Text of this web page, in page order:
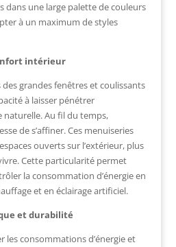
dans une large palette de couleurs
à un maximum de styles
intérieur
grandes fenêtres et coulissants
à laisser pénétrer
Au fil du temps,
de s’affiner. Ces menuiseries
ouverts sur l’extérieur, plus
Cette particularité permet
la consommation d’énergie en
et en éclairage artificiel.
et durabilité
les consommations d’énergie et